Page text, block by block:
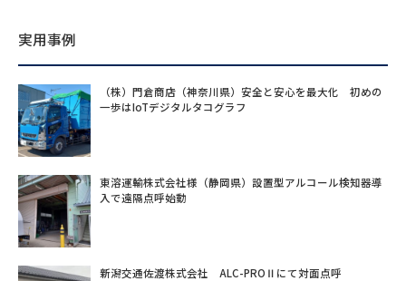
実用事例
（株）門倉商店（神奈川県）安全と安心を最大化 初めの
一歩はIoTデジタルタコグラフ
東溶運輸株式会社様（静岡県）設置型アルコール検知器導
入で遠隔点呼始動
新潟交通佐渡株式会社 ALC-PROⅡにて対面点呼